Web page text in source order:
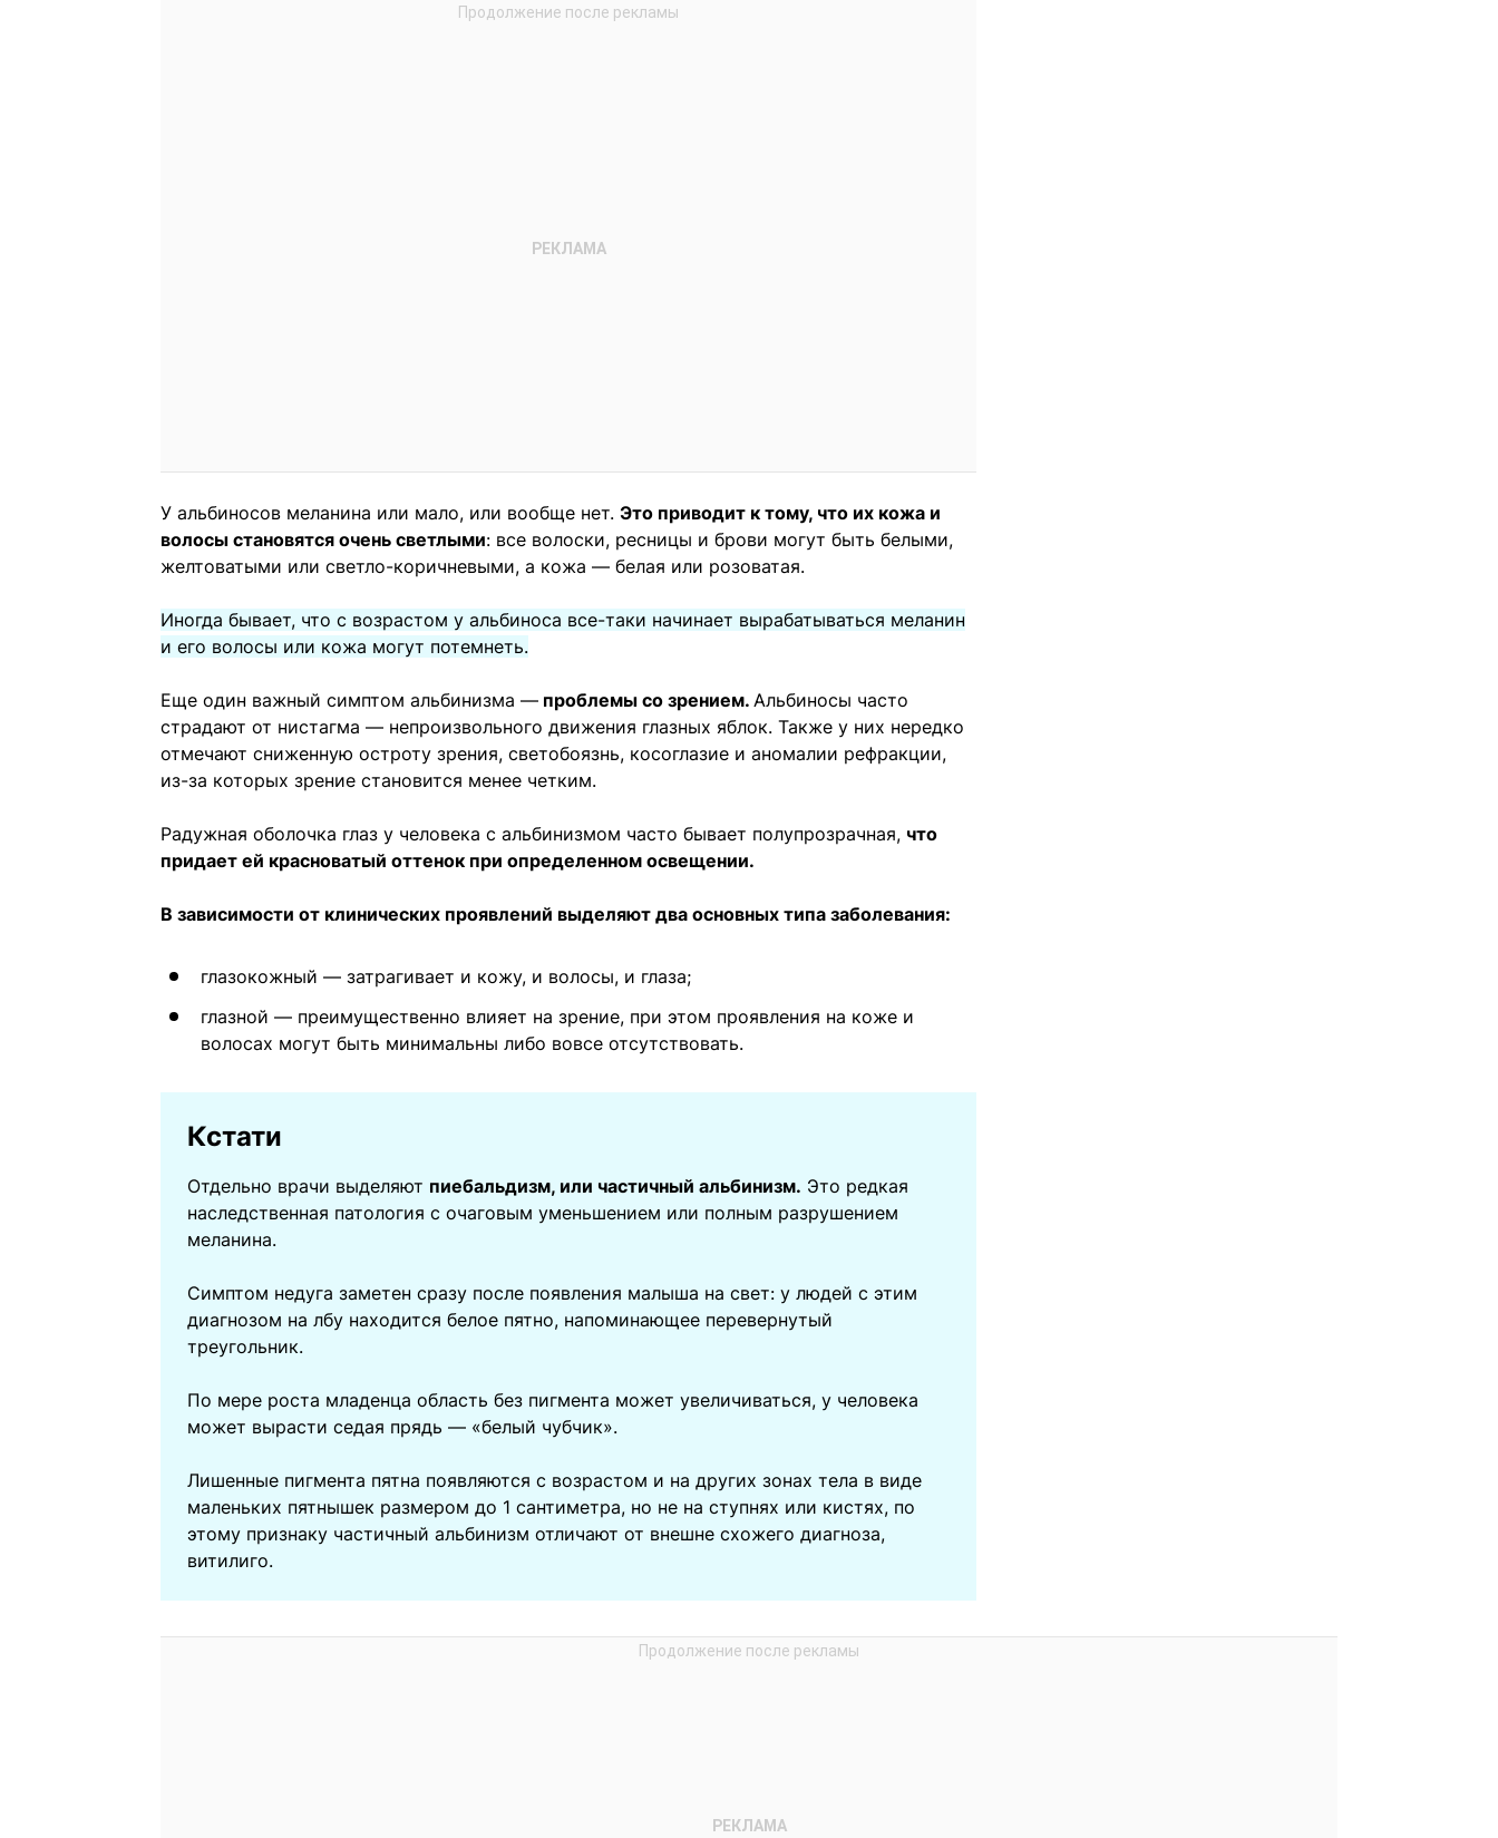
У альбиносов меланина или мало, или вообще нет. Это приводит к тому, что их кожа и
волосы становятся очень светлыми: все волоски, ресницы и брови могут быть белыми,
желтоватыми или светло-коричневыми, а кожа — белая или розоватая.
Иногда бывает, что с возрастом у альбиноса все-таки начинает вырабатываться меланин
и его волосы или кожа могут потемнеть.
Еще один важный симптом альбинизма — проблемы со зрением. Альбиносы часто
страдают от нистагма — непроизвольного движения глазных яблок. Также у них нередко
отмечают сниженную остроту зрения, светобоязнь, косоглазие и аномалии рефракции,
из-за которых зрение становится менее четким.
Радужная оболочка глаз у человека с альбинизмом часто бывает полупрозрачная, что
придает ей красноватый оттенок при определенном освещении.
В зависимости от клинических проявлений выделяют два основных типа заболевания:
глазокожный — затрагивает и кожу, и волосы, и глаза;
глазной — преимущественно влияет на зрение, при этом проявления на коже и
волосах могут быть минимальны либо вовсе отсутствовать.
Кстати
Отдельно врачи выделяют пиебальдизм, или частичный альбинизм. Это редкая
наследственная патология с очаговым уменьшением или полным разрушением
меланина.
Симптом недуга заметен сразу после появления малыша на свет: у людей с этим
диагнозом на лбу находится белое пятно, напоминающее перевернутый
треугольник.
По мере роста младенца область без пигмента может увеличиваться, у человека
может вырасти седая прядь — «белый чубчик».
Лишенные пигмента пятна появляются с возрастом и на других зонах тела в виде
маленьких пятнышек размером до 1 сантиметра, но не на ступнях или кистях, по
этому признаку частичный альбинизм отличают от внешне схожего диагноза,
витилиго.